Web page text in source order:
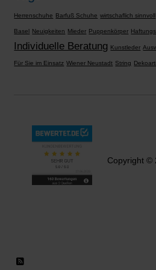
Herrenschuhe Barfuß Schuhe wirtschaflich sinnvoll
Basel Neuigkeiten Mieder Puppenkörper
Individuelle Beratung Kunstleder
Für Sie im Einsatz Wiener Neustadt String
Copyright ©